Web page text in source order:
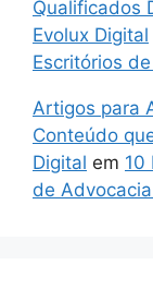
Qualificados
Evolux Digital
Escritórios
Artigos para
Conteúdo
Digital em 10
de